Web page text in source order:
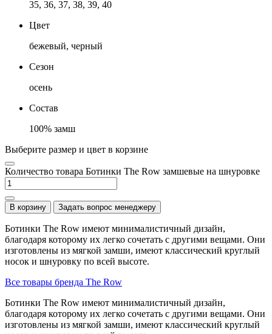
35, 36, 37, 38, 39, 40
Цвет
бежевый, черный
Сезон
осень
Состав
100% замш
Выберите размер и цвет в корзине
Количество товара Ботинки The Row замшевые на шнуровке
В корзину Задать вопрос менеджеру
Ботинки The Row имеют минималистичный дизайн,
благодаря которому их легко сочетать с другими вещами. Они
изготовлены из мягкой замши, имеют классический круглый
носок и шнуровку по всей высоте.
Все товары бренда The Row
Ботинки The Row имеют минималистичный дизайн,
благодаря которому их легко сочетать с другими вещами. Они
изготовлены из мягкой замши, имеют классический круглый